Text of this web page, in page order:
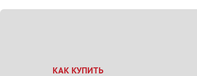
КАК КУПИТЬ